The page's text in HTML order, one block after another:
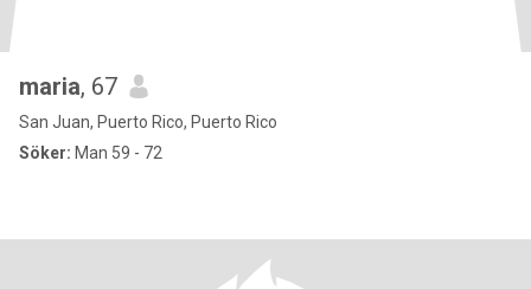
maria, 67
San Juan, Puerto Rico, Puerto Rico
Söker: Man 59 - 72